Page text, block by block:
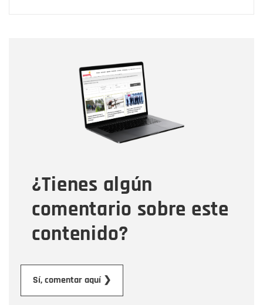
¿Tienes algún
comentario sobre este
contenido?
Sí, comentar aquí ❯
Correo electrónico
Tipo de comentario
Mensaje